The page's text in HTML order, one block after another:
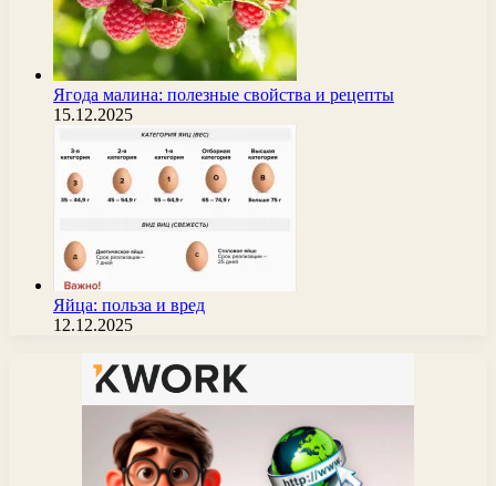
Ягода малина: полезные свойства и рецепты
15.12.2025
Яйца: польза и вред
12.12.2025